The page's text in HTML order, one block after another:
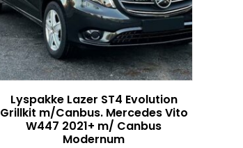
Lyspakke Lazer ST4 Evolution
Grillkit m/Canbus. Mercedes Vito
W447 2021+ m/ Canbus
Modernum